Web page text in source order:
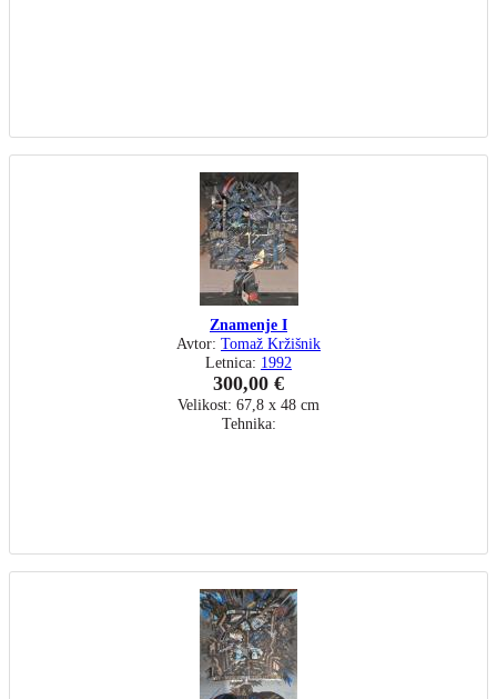
Znamenje I
Avtor: Tomaž Kržišnik
Letnica: 1992
300,00 €
Velikost: 67,8 x 48 cm
Tehnika: